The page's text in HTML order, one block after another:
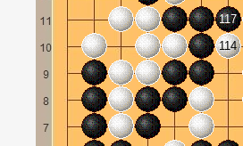
114
117